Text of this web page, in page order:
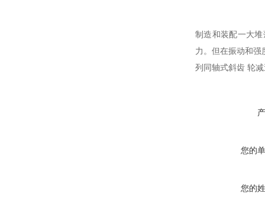
制造和装配一大
力。但在振动和
列同轴式斜齿 轮
您的
您的